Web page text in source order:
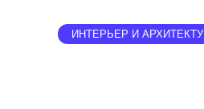
ИНТЕРЬЕР И